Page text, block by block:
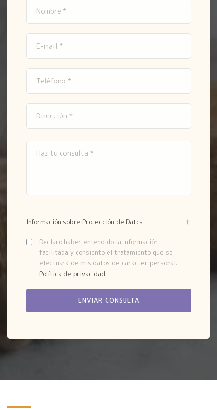
Información sobre Protección de Datos
Declaro haber entendido la información
facilitada y consiento el tratamiento que se
efectuará de mis datos de carácter personal.
Política de privacidad.